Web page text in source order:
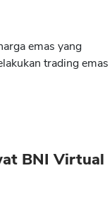
emas yang
trading emas
BNI Virtual